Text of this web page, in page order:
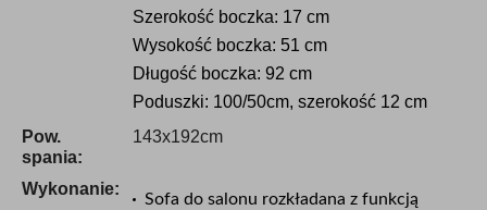
Szerokość boczka: 17 cm
Wysokość boczka: 51 cm
Długość boczka: 92 cm
Poduszki: 100/50cm, szerokość 12 cm
Pow.
spania:
143x192cm
Wykonanie:
Sofa do salonu rozkładana z funkcją